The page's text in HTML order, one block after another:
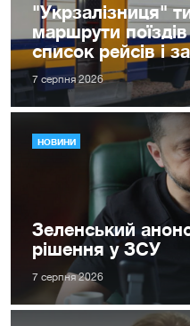
"Укрзалізниця"
маршрути
список рейсів і
7 серпня 2026
НОВИНИ
Зеленський
рішення у ЗСУ
7 серпня 2026